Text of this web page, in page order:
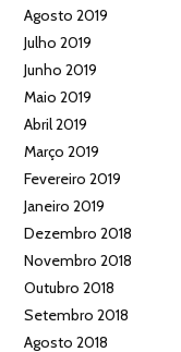
Agosto 2019
Julho 2019
Junho 2019
Maio 2019
Abril 2019
Março 2019
Fevereiro 2019
Janeiro 2019
Dezembro 2018
Novembro 2018
Outubro 2018
Setembro 2018
Agosto 2018